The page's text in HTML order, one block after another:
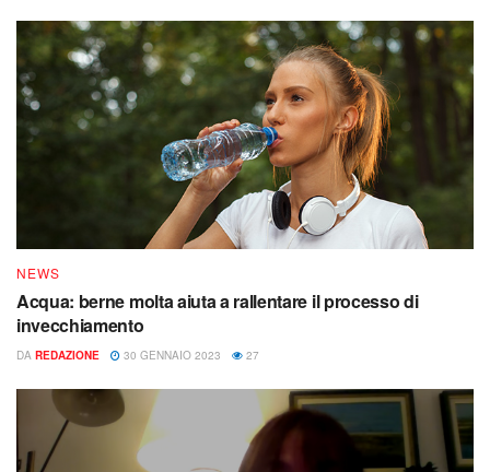
NEWS
Acqua: berne molta aiuta a rallentare il processo di
invecchiamento
DA REDAZIONE 30 GENNAIO 2023 27